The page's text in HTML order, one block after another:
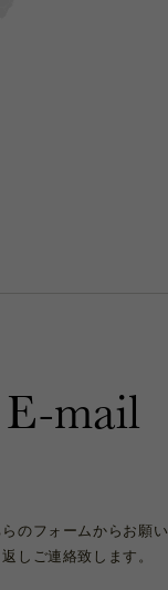
mail
のフォームからお願い
しご連絡致します。